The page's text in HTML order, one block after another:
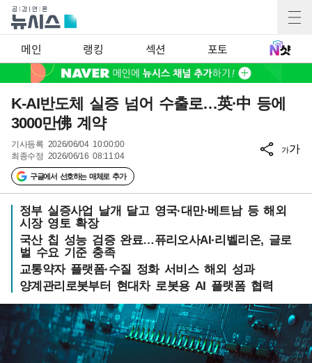
메인 랭킹 섹션 포토
K-AI반도체 실증 넘어 수출로…英·中 등에
3000만佛 계약
기사등록 2026/06/04 10:00:00
최종수정 2026/06/16 08:11:04
구글에서 선호하는 매체로 추가
가가
정부 실증사업 날개 달고 영국·대만·베트남 등 해외
시장 영토 확장
국산 칩 성능 검증 완료…퓨리오사AI·리벨리온, 글로
벌 수요 기준 충족
교통약자 플랫폼·수질 정화 서비스 해외 성과
양계관리로봇부터 현대차 로봇용 AI 플랫폼 협력